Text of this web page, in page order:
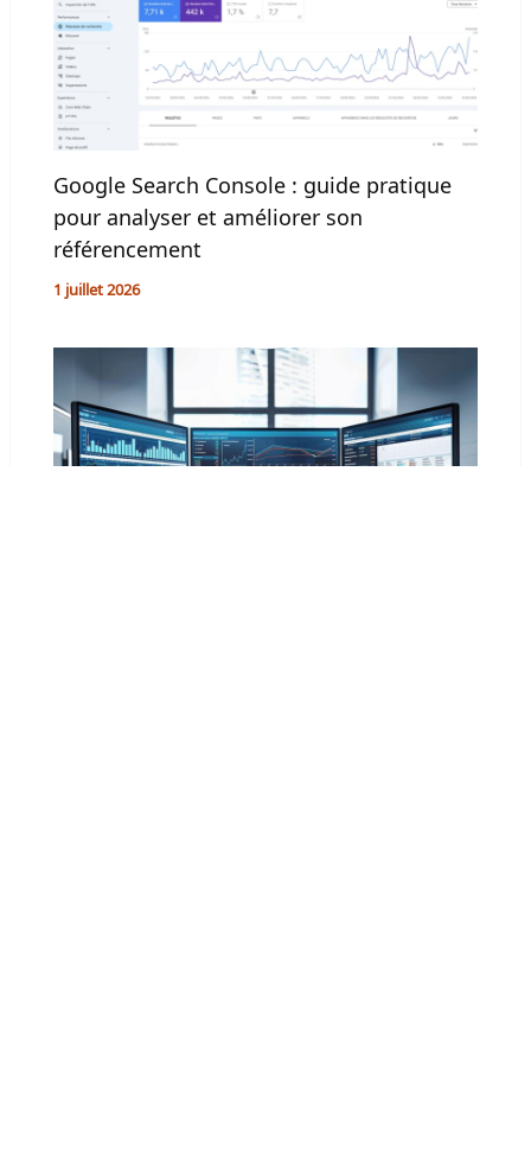
Google Search Console : guide pratique
pour analyser et améliorer son
référencement
1 juillet 2026